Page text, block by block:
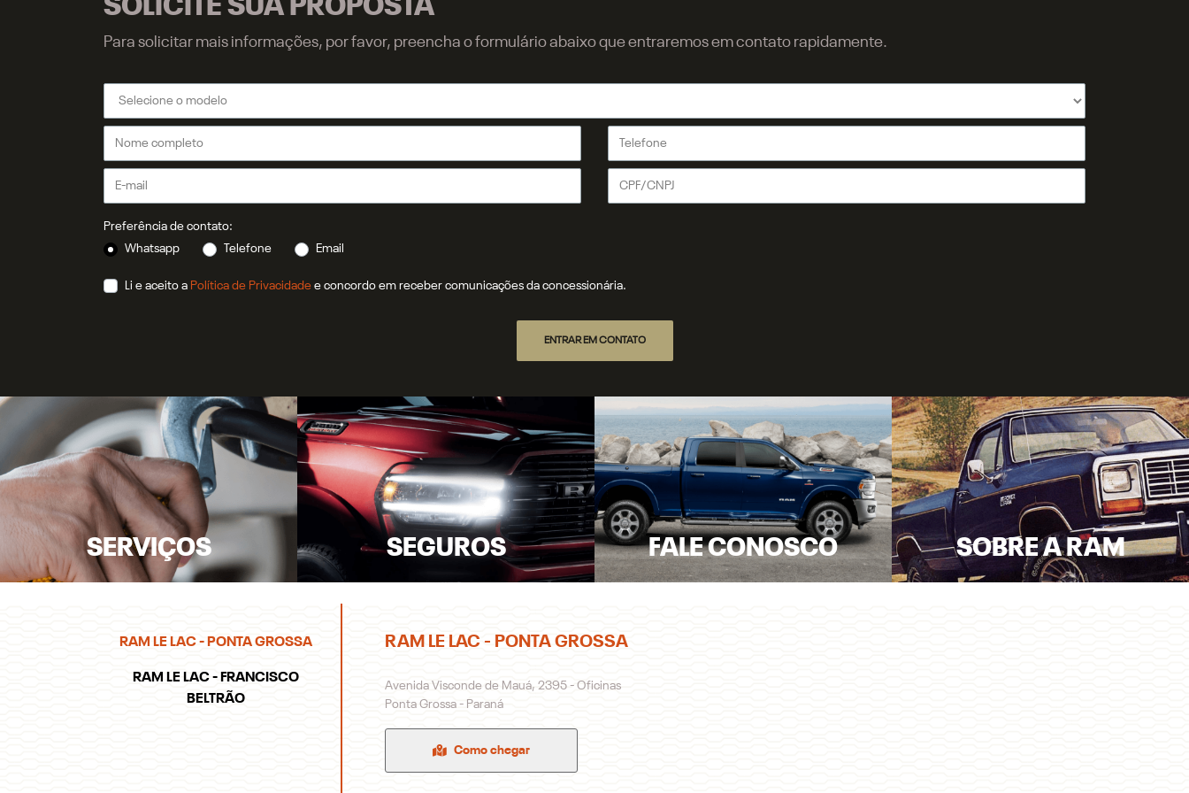
SOLICITE SUA PROPOSTA
Para solicitar mais informações, por favor, preencha o formulário abaixo que entraremos em contato rapidamente.
Preferência de contato:
Whatsapp
Telefone Email
Li e aceito a Política de Privacidade e concordo em receber comunicações da concessionária.
ENTRAR EM CONTATO
SERVIÇOS SEGUROS FALE CONOSCO SOBRE A RAM
RAM LE LAC - PONTA GROSSA
RAM LE LAC - FRANCISCO
BELTRÃO
RAM LE LAC - PONTA GROSSA
Avenida Visconde de Mauá, 2395 - Oficinas
Ponta Grossa - Paraná
Como chegar